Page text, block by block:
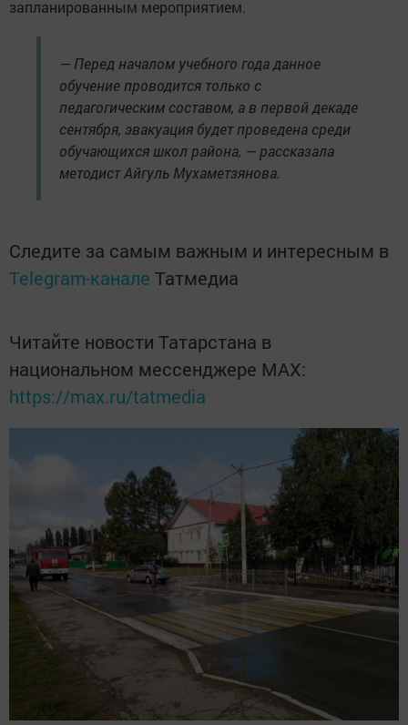
запланированным мероприятием.
— Перед началом учебного года данное
обучение проводится только с
педагогическим составом, а в первой декаде
сентября, эвакуация будет проведена среди
обучающихся школ района, — рассказала
методист Айгуль Мухаметзянова.
Следите за самым важным и интересным в
Telegram-канале Татмедиа
Читайте новости Татарстана в
национальном мессенджере MАХ:
https://max.ru/tatmedia